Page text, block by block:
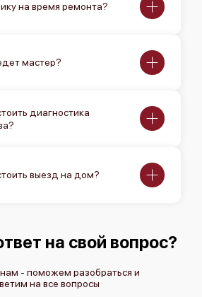
на время ремонта?
мастер?
диагностика
выезд на дом?
на свой вопрос?
- поможем разобраться и
на все вопросы